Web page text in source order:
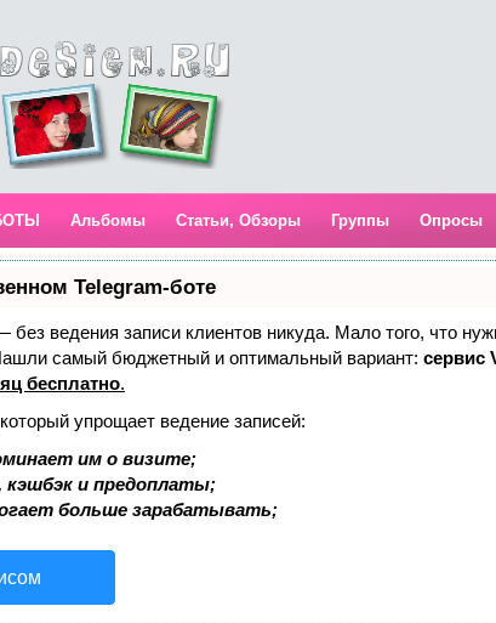
Альбомы Статьи, Обзоры Группы Опросы
Telegram-боте
без ведения записи клиентов никуда. Мало того, что
самый бюджетный и оптимальный вариант: сервис
бесплатно.
упрощает ведение записей:
им о визите;
кэшбэк и предоплаты;
больше зарабатывать;